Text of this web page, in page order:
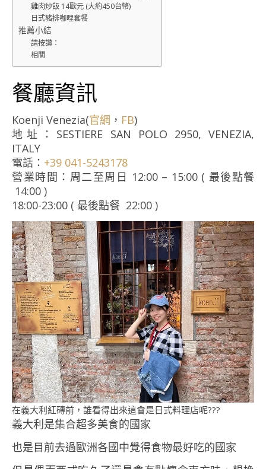
雞肉炒飯 14歐元 (大約450台幣)
日式豬排咖哩套餐
推薦小結
請按讚：
相關
餐廳資訊
Koenji Venezia(官網 ， FB)
地址：SESTIERE SAN POLO 2950, VENEZIA,
ITALY
電話： +39 041-5243178
營業時間：周二至周日 12:00 – 15:00 ( 最後點餐
14:00 )
18:00-23:00 ( 最後點餐 22:00 )
在義大利紅磚前，誰看得出來這會是日式料理店呢???
義大利是集合超多美食的國家
也是目前去過歐洲各國中覺得食物最好吃的國家